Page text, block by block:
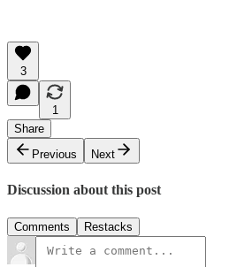
3
1
Share
Previous
Next
Discussion about this post
Comments Restacks